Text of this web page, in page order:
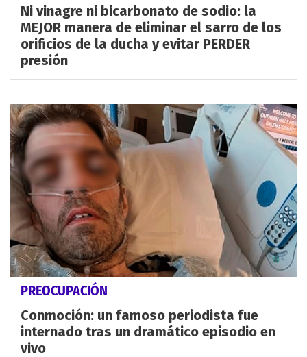
Ni vinagre ni bicarbonato de sodio: la
MEJOR manera de eliminar el sarro de los
orificios de la ducha y evitar PERDER
presión
PREOCUPACIÓN
Conmoción: un famoso periodista fue
internado tras un dramático episodio en
vivo